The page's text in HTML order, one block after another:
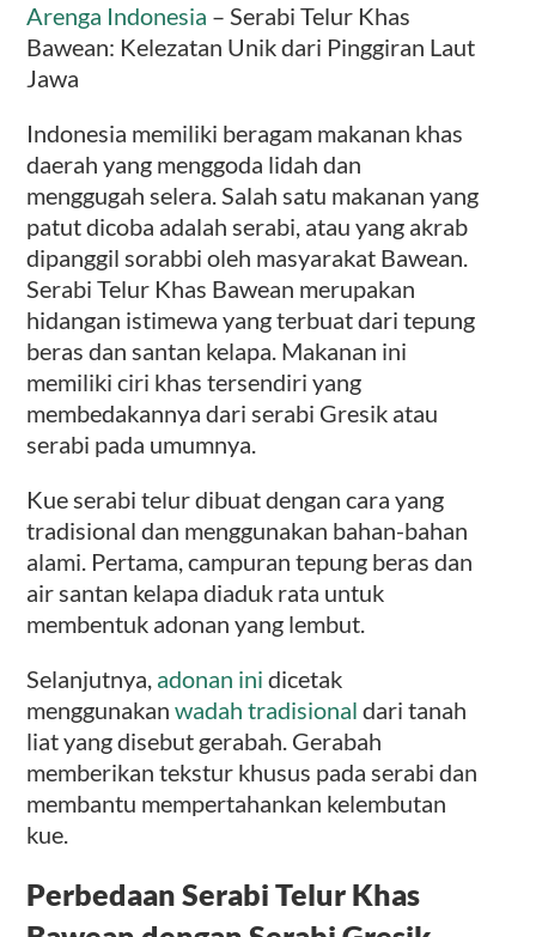
Arenga Indonesia – Serabi Telur Khas
Bawean: Kelezatan Unik dari Pinggiran Laut
Jawa
Indonesia memiliki beragam makanan khas
daerah yang menggoda lidah dan
menggugah selera. Salah satu makanan yang
patut dicoba adalah serabi, atau yang akrab
dipanggil sorabbi oleh masyarakat Bawean.
Serabi Telur Khas Bawean merupakan
hidangan istimewa yang terbuat dari tepung
beras dan santan kelapa. Makanan ini
memiliki ciri khas tersendiri yang
membedakannya dari serabi Gresik atau
serabi pada umumnya.
Kue serabi telur dibuat dengan cara yang
tradisional dan menggunakan bahan-bahan
alami. Pertama, campuran tepung beras dan
air santan kelapa diaduk rata untuk
membentuk adonan yang lembut.
Selanjutnya, adonan ini dicetak
menggunakanwadah tradisionaldari tanah
liat yang disebut gerabah. Gerabah
memberikan tekstur khusus pada serabi dan
membantu mempertahankan kelembutan
kue.
Perbedaan Serabi Telur Khas